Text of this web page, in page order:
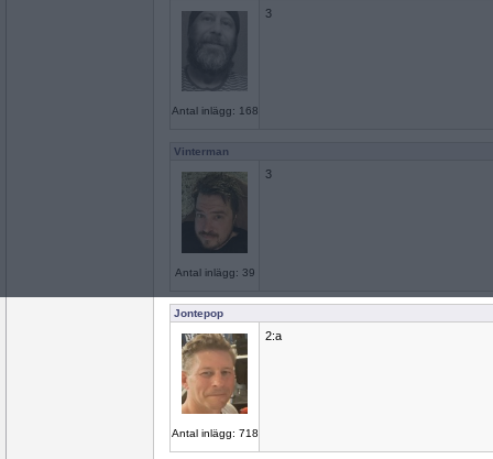
Antal inlägg: 168
3
Vinterman
Antal inlägg: 39
3
Jontepop
Antal inlägg: 718
2:a